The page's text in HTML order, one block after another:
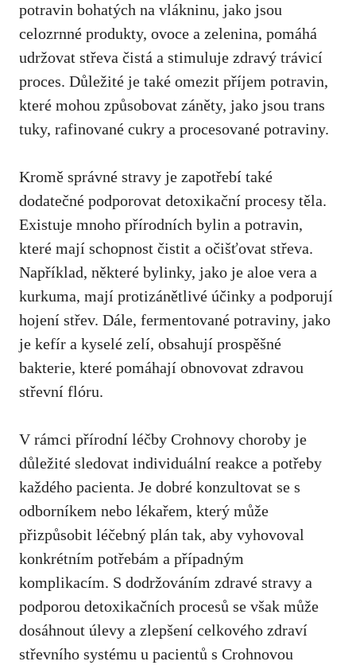
potravin bohatých​ na vlákninu,‍ jako jsou
celozrnné produkty, ovoce ⁣a zelenina,⁤ pomáhá
⁤udržovat střeva čistá a stimuluje zdravý trávicí
proces. Důležité je také omezit příjem potravin,
které ⁣mohou způsobovat‍ záněty, ​jako jsou trans
tuky, rafinované cukry a‍ procesované potraviny.
Kromě správné stravy je ​zapotřebí⁤ také
dodatečné podporovat ⁤detoxikační procesy těla.
⁣Existuje‍ mnoho přírodních bylin a potravin,
které mají ​schopnost čistit a očišťovat střeva.
Například,‍ některé bylinky, jako je‌ aloe⁤ vera a
kurkuma,‍ mají protizánětlivé účinky a podporují
‍hojení střev. Dále, fermentované potraviny, jako
je kefír a kyselé zelí, obsahují prospěšné
bakterie, které pomáhají obnovovat zdravou⁣
střevní ​flóru.
V rámci ⁣přírodní léčby Crohnovy choroby ⁤je
důležité⁣ sledovat individuální ​reakce a potřeby
každého pacienta. Je dobré ⁤konzultovat se s
odborníkem nebo lékařem, který může
přizpůsobit léčebný ​plán tak, aby vyhovoval
konkrétním‌ potřebám a případným
komplikacím. S ​dodržováním⁣ zdravé stravy a
podporou detoxikačních procesů se však‌ může
dosáhnout úlevy⁢ a zlepšení celkového zdraví
střevního systému u pacientů s Crohnovou